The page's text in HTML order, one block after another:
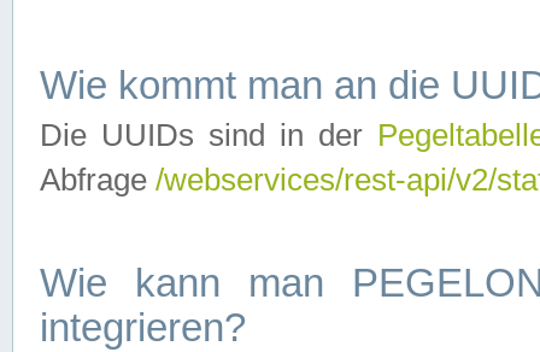
Wie kommt man an die
Die UUIDs sind in der
Abfrage /webservices/rest-api/v2/
Wie kann man
integrieren?